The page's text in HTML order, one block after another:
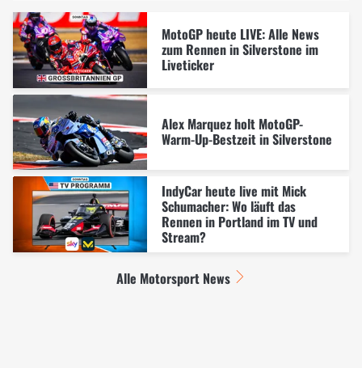
MotoGP heute LIVE: Alle News
zum Rennen in Silverstone im
Liveticker
Alex Marquez holt MotoGP-
Warm-Up-Bestzeit in Silverstone
IndyCar heute live mit Mick
Schumacher: Wo läuft das
Rennen in Portland im TV und
Stream?
Alle Motorsport News